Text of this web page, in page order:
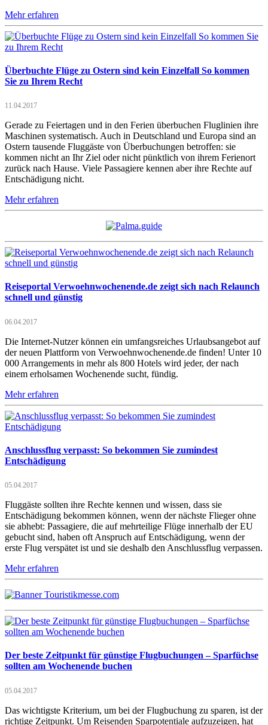
Mehr erfahren
Überbuchte Flüge zu Ostern sind kein Einzelfall So kommen
Sie zu Ihrem Recht
11.04.2017
Gerade zu Feiertagen und in den Ferien überbuchen Fluglinien ihre
Maschinen systematisch. Auch in Deutschland und Europa sind an
Ostern tausende Fluggäste von Überbuchungen betroffen: sie
kommen nicht an Ihr Ziel oder nicht pünktlich von ihrem Ferienort
zurück nach Hause. Viele Passagiere kennen aber ihre Rechte auf
Entschädigung nicht.
Mehr erfahren
Reiseportal Verwoehnwochenende.de zeigt sich nach Relaunch
schnell und günstig
06.04.2017
Die Internet-Nutzer können ein umfangsreiches Urlaubsangebot auf
der neuen Plattform von Verwoehnwochenende.de finden! Unter 10
000 Arrangements in mehr als 800 Hotels wird jeder, der nach
einem erholsamen Wochenende sucht, fündig.
Mehr erfahren
Anschlussflug verpasst: So bekommen Sie zumindest
Entschädigung
05.04.2017
Fluggäste sollten ihre Rechte kennen und wissen, dass sie
Entschädigung bekommen können, wenn der nächste Flieger ohne
sie abhebt: Passagiere, die auf mehrteilige Flüge innerhalb der EU
gebucht sind, haben oft Anspruch auf Entschädigung, wenn der
erste Flug verspätet ist und sie deshalb den Anschlussflug verpassen.
Mehr erfahren
Der beste Zeitpunkt für günstige Flugbuchungen – Sparfüchse
sollten am Wochenende buchen
05.04.2017
Das wichtigste Kriterium, um bei der Flugbuchung zu sparen, ist der
richtige Zeitpunkt. Um Reisenden Sparpotentiale aufzuzeigen, hat